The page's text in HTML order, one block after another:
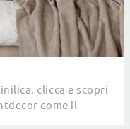
clicca e scopri
come il